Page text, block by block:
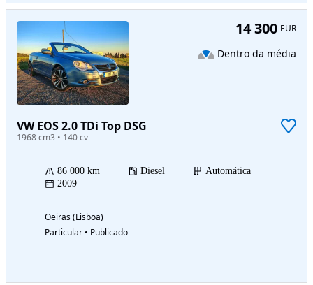
VW EOS 2.0 TDi Top DSG
1968 cm3 • 140 cv
86 000 km Diesel
Automática
2009
Oeiras (Lisboa)
Particular • Publicado
14 300 EUR
Dentro da média